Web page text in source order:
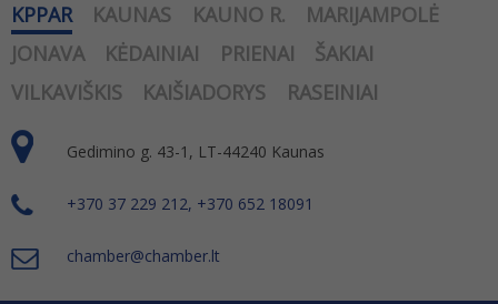
KPPAR KAUNAS KAUNO R.
MARIJAMPOLĖ
JONAVA
KĖDAINIAI PRIENAI
ŠAKIAI
VILKAVIŠKIS
KAIŠIADORYS RASEINIAI
Gedimino g. 43-1, LT-44240 Kaunas
+370 37 229 212, +370 652 18091
chamber@chamber.lt